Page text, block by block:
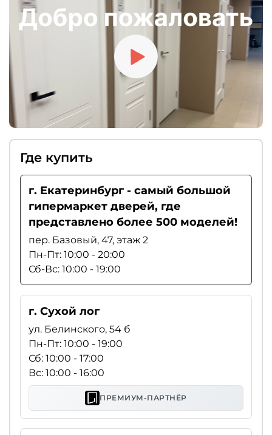
«умным порогом». Если вы цените тишину,
рекомендуем выбирать магнитные замки.
Где купить
г. Екатеринбург - самый большой
гипермаркет дверей, где
представлено более 500 моделей!
пер. Базовый, 47, этаж 2
Пн-Пт: 10:00 - 20:00
Сб-Вс: 10:00 - 19:00
г. Сухой лог
ул. Белинского, 54 б
Пн-Пт: 10:00 - 19:00
Сб: 10:00 - 17:00
Вс: 10:00 - 16:00
ПРЕМИУМ-ПАРТНЁР